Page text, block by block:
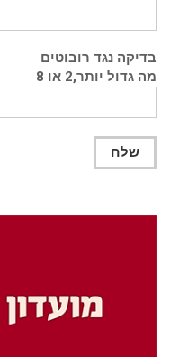
בדיקה נגד רובוטים
מה גדול יותר,2 או 8